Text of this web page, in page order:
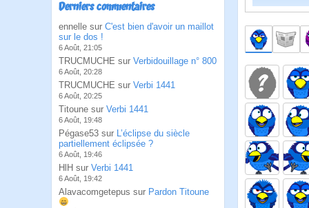
Derniers commentaires
ennelle sur C'est bien d'avoir un maillot
sur le dos !
6 Août, 21:05
TRUCMUCHE sur Verbidouillage n° 800
6 Août, 20:28
TRUCMUCHE sur Verbi 1441
6 Août, 20:25
Titoune sur Verbi 1441
6 Août, 19:48
Pégase53 sur L’éclipse du siècle
partiellement éclipsée ?
6 Août, 19:46
HlH sur Verbi 1441
6 Août, 19:42
Alavacomgetepus sur Pardon Titoune